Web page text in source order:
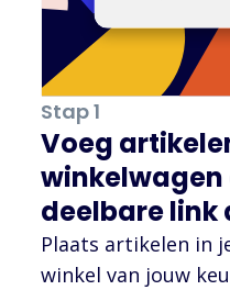
Stap 1
Voeg
winkelwagen
deelbare link
Plaats artikelen in
winkel van jouw